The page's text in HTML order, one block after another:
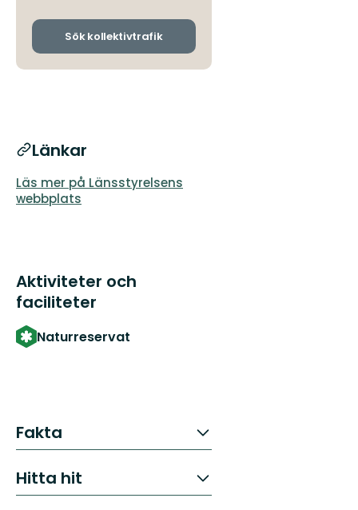
och
Sök kollektivtrafik
Länkar
Läs mer på Länsstyrelsens
webbplats
Aktiviteter och
faciliteter
Naturreservat
Fakta
Hitta hit